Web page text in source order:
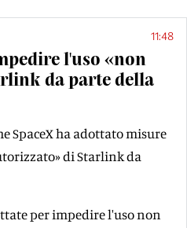
11:48
l'uso «non
da parte della
SpaceX ha adottato misure
di Starlink da
per impedire l'uso non